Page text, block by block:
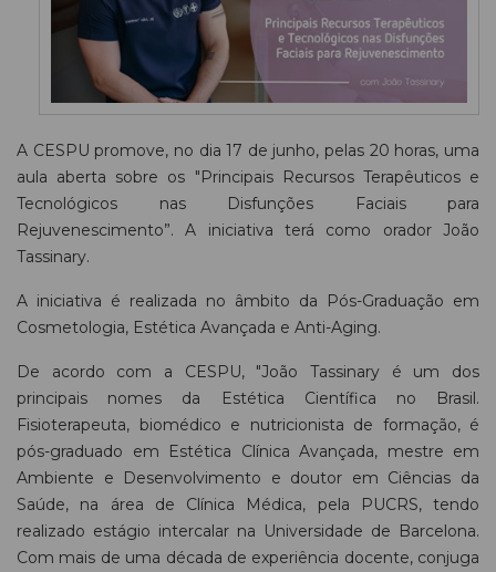
A CESPU promove, no dia 17 de junho, pelas 20 horas, uma
aula aberta sobre os "Principais Recursos Terapêuticos e
Tecnológicos nas Disfunções Faciais para
Rejuvenescimento”. A iniciativa terá como orador João
Tassinary.
A iniciativa é realizada no âmbito da Pós-Graduação em
Cosmetologia, Estética Avançada e Anti-Aging.
De acordo com a CESPU, "João Tassinary é um dos
principais nomes da Estética Científica no Brasil.
Fisioterapeuta, biomédico e nutricionista de formação, é
pós-graduado em Estética Clínica Avançada, mestre em
Ambiente e Desenvolvimento e doutor em Ciências da
Saúde, na área de Clínica Médica, pela PUCRS, tendo
realizado estágio intercalar na Universidade de Barcelona.
Com mais de uma década de experiência docente, conjuga